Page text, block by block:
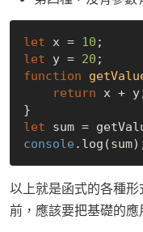
let x = 10
let y = 20
function
return x +
let sum =
console
以上就是函式的各種
前，應該要把基礎的應